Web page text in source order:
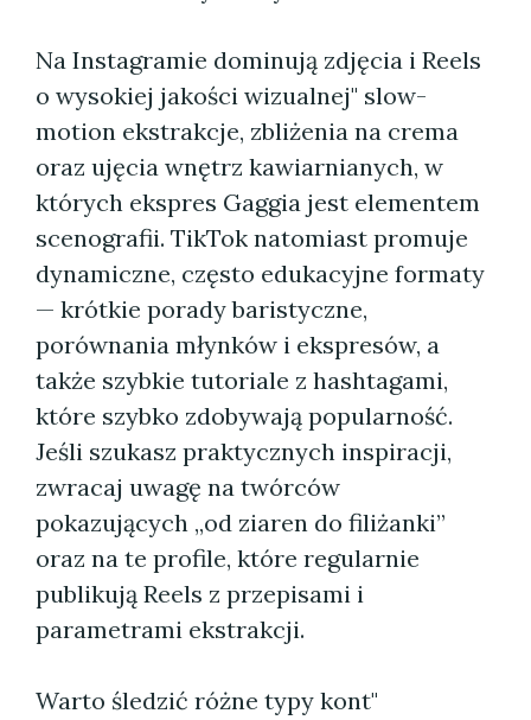
Na Instagramie dominują zdjęcia i Reels
o wysokiej jakości wizualnej" slow-
motion ekstrakcje, zbliżenia na crema
oraz ujęcia wnętrz kawiarnianych, w
których ekspres Gaggia jest elementem
scenografii. TikTok natomiast promuje
dynamiczne, często edukacyjne formaty
— krótkie porady baristyczne,
porównania młynków i ekspresów, a
także szybkie tutoriale z hashtagami,
które szybko zdobywają popularność.
Jeśli szukasz praktycznych inspiracji,
zwracaj uwagę na twórców
pokazujących „od ziaren do filiżanki”
oraz na te profile, które regularnie
publikują Reels z przepisami i
parametrami ekstrakcji.
Warto śledzić różne typy kont"